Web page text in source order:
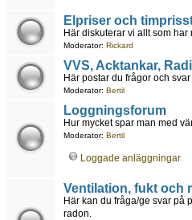
Elpriser och
Här diskuterar vi allt som har
Moderator: Rickard
VVS, Acktankar,
Här postar du frågor och
Moderator: Bertil
Loggningsforum
Hur mycket spar man med
Moderator: Bertil
Loggade anläggningar
Ventilation, fukt och
Här kan du fråga/ge svar på
radon.